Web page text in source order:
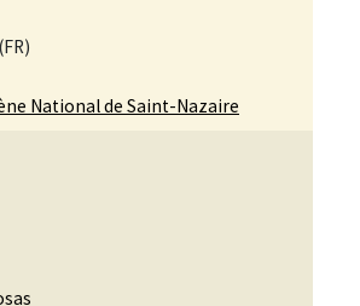
National de Saint-Nazaire